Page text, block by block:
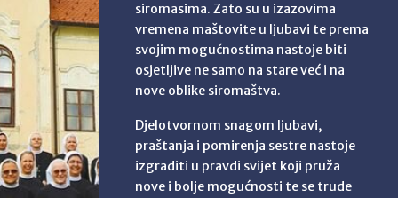
siromasima. Zato su u izazovima
vremena maštovite u ljubavi te prema
svojim mogućnostima nastoje biti
osjetljive ne samo na stare već i na
nove oblike siromaštva.
Djelotvornom snagom ljubavi,
praštanja i pomirenja sestre nastoje
izgraditi u pravdi svijet koji pruža
nove i bolje mogućnosti te se trude